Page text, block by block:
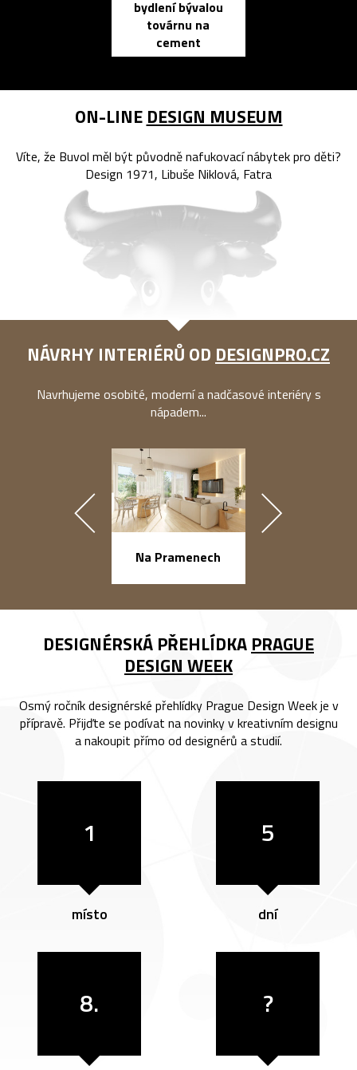
bydlení bývalou
továrnu na
cement
ON-LINE DESIGN MUSEUM
Víte, že Buvol měl být původně nafukovací nábytek pro děti?
Design 1971, Libuše Niklová, Fatra
NÁVRHY INTERIÉRŮ OD DESIGNPRO.CZ
Navrhujeme osobité, moderní a nadčasové interiéry s
nápadem...
Na Pramenech
DESIGNÉRSKÁ PŘEHLÍDKA PRAGUE
DESIGN WEEK
Osmý ročník designérské přehlídky Prague Design Week je v
přípravě. Přijďte se podívat na novinky v kreativním designu
a nakoupit přímo od designérů a studií.
1
místo
5
dní
8. ?